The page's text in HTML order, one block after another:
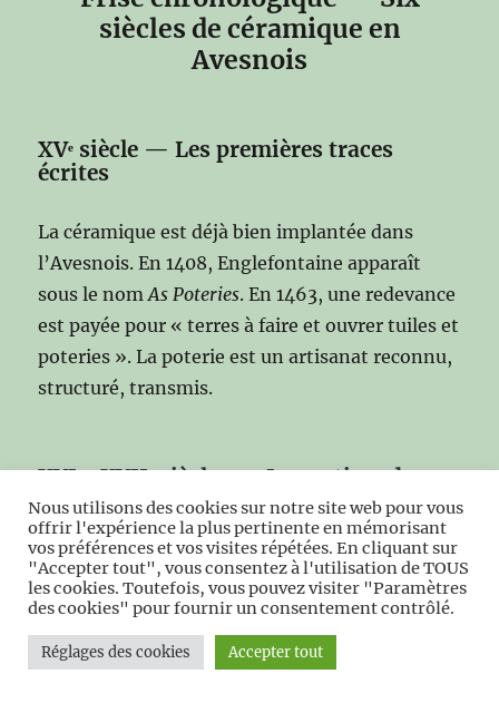
siècles de céramique en
Avesnois
XVᵉ siècle — Les premières traces
écrites
La céramique est déjà bien implantée dans
l’Avesnois. En 1408, Englefontaine apparaît
sous le nomAs Poteries. En 1463, une redevance
est payée pour « terres à faire et ouvrer tuiles et
poteries ». La poterie est un artisanat reconnu,
structuré, transmis.
XVIᵉ–XVIIᵉ siècles — Les potiers de
village
Les ateliers familiaux se multiplient. À
Englefontaine, les noms de potiers
apparaissent dans les archives : Bulté, Lefort,
Durin, Bouloigne, Cartier. La poterie rouge
Nous utilisons des cookies sur notre site web pour vous
offrir l'expérience la plus pertinente en mémorisant
vos préférences et vos visites répétées. En cliquant sur
"Accepter tout", vous consentez à l'utilisation de TOUS
les cookies. Toutefois, vous pouvez visiter "Paramètres
des cookies" pour fournir un consentement contrôlé.
Réglages des cookies Accepter tout